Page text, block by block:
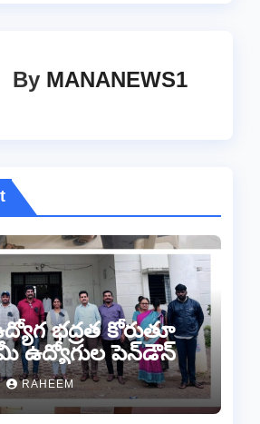
By MANANEWS1
భద్రత కోరుతూ
ఉద్యోగుల పెన్‌డౌన్
RAHEEM